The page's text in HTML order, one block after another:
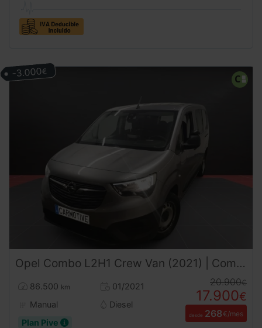
Opel Combo L2H1 Crew Van (2021) | Combi Pasajeros | Doble Puerta Lateral | Desde 268€/mes
86.500 km
01/2021
Manual
Diesel
Plan Pive
20.900€
17.900€
desde 268€/mes
-3.000€